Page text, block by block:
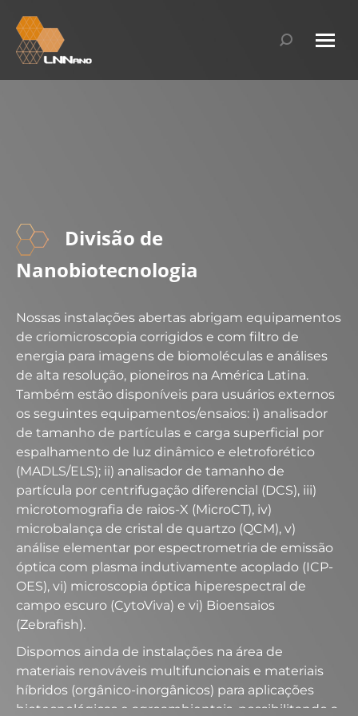
Search:
Divisão de
Nanobiotecnologia​
Nossas instalações abertas abrigam equipamentos
de criomicroscopia corrigidos e com filtro de
energia para imagens de biomoléculas e análises
de alta resolução, pioneiros na América Latina.
Também estão disponíveis para usuários externos
os seguintes equipamentos/ensaios: i) analisador
de tamanho de partículas e carga superficial por
espalhamento de luz dinâmico e eletroforético
(MADLS/ELS); ii) analisador de tamanho de
partícula por centrifugação diferencial (DCS), iii)
microtomografia de raios-X (MicroCT), iv)
microbalança de cristal de quartzo (QCM), v)
análise elementar por espectrometria de emissão
óptica com plasma indutivamente acoplado (ICP-
OES), vi) microscopia óptica hiperespectral de
campo escuro (CytoViva) e vi) Bioensaios
(Zebrafish).
Dispomos ainda de instalações na área de
materiais renováveis multifuncionais e materiais
híbridos (orgânico-inorgânicos) para aplicações
biotecnológicas e agroambientais, possibilitando a